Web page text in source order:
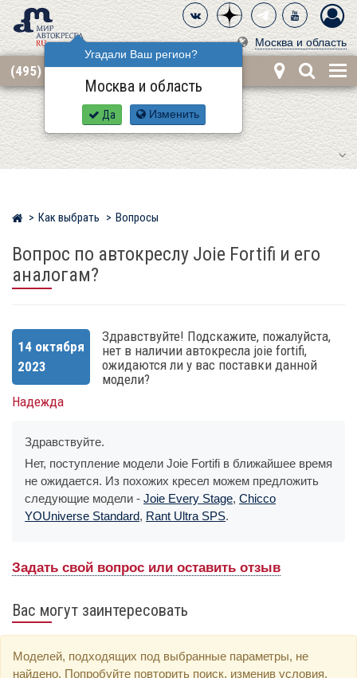
Москва и область
Угадали Ваш регион?
Москва и область
Да Изменить
(495) 668-12-62
Мир детских автокресел
Как выбрать Вопросы
Вопрос по автокреслу Joie Fortifi и его
аналогам?
14 октября
2023
Здравствуйте! Подскажите, пожалуйста,
нет в наличии автокресла joie fortifi,
ожидаются ли у вас поставки данной
модели?
Надежда
Здравствуйте.
Нет, поступление модели Joie Fortifi в ближайшее время
не ожидается. Из похожих кресел можем предложить
следующие модели - Joie Every Stage, Chicco
YOUniverse Standard, Rant Ultra SPS.
Задать свой вопрос или оставить отзыв
Вас могут заинтересовать
Моделей, подходящих под выбранные параметры, не
найдено. Попробуйте повторить поиск, изменив условия,